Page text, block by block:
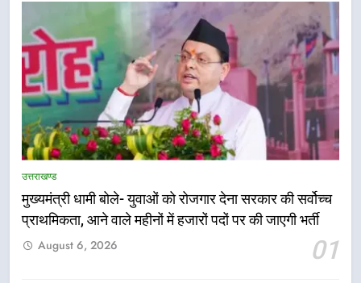
उत्तराखण्ड
मुख्यमंत्री धामी बोले- युवाओं को रोजगार देना सरकार की सर्वोच्च
प्राथमिकता, आने वाले महीनों में हजारों पदों पर की जाएगी भर्ती
01
August 6, 2026
5
को मिली मंजूरी, देहरादून-मसूरी के
नियोजित विकास को मिलेगी रफ्तार
उत्तराखण्ड